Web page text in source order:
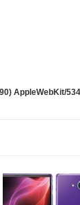
AppleWebKit/